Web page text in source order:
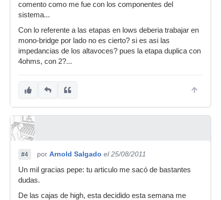
comento como me fue con los componentes del
sistema...
Con lo referente a las etapas en lows deberia trabajar en
mono-bridge por lado no es cierto? si es asi las
impedancias de los altavoces? pues la etapa duplica con
4ohms, con 2?...
#4 por Arnold Salgado el 25/08/2011
Un mil gracias pepe: tu articulo me sacó de bastantes
dudas.
De las cajas de high, esta decidido esta semana me